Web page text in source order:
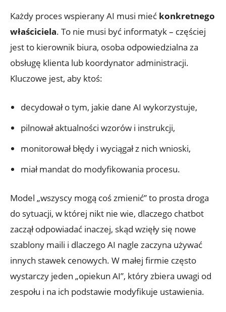
Każdy proces wspierany AI musi mieć konkretnego
właściciela. To nie musi być informatyk – częściej
jest to kierownik biura, osoba odpowiedzialna za
obsługę klienta lub koordynator administracji.
Kluczowe jest, aby ktoś:
decydował o tym, jakie dane AI wykorzystuje,
pilnował aktualności wzorów i instrukcji,
monitorował błędy i wyciągał z nich wnioski,
miał mandat do modyfikowania procesu.
Model „wszyscy mogą coś zmienić” to prosta droga
do sytuacji, w której nikt nie wie, dlaczego chatbot
zaczął odpowiadać inaczej, skąd wzięły się nowe
szablony maili i dlaczego AI nagle zaczyna używać
innych stawek cenowych. W małej firmie często
wystarczy jeden „opiekun AI”, który zbiera uwagi od
zespołu i na ich podstawie modyfikuje ustawienia.